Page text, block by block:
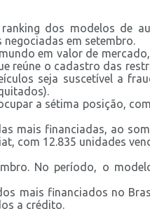
dos modelos de
em setembro.
em valor de
reúne o cadastro das
seja suscetível a
a sétima posição,
mais financiadas, ao
com 12.835 unidades
No período, o
mais financiados no
a crédito.